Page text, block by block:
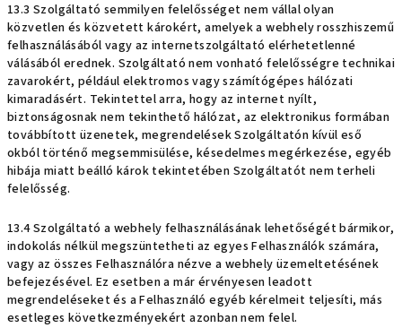
13.3 Szolgáltató semmilyen felelősséget nem vállal olyan
közvetlen és közvetett károkért, amelyek a webhely rosszhiszemű
felhasználásából vagy az internetszolgáltató elérhetetlenné
válásából erednek. Szolgáltató nem vonható felelősségre technikai
zavarokért, például elektromos vagy számítógépes hálózati
kimaradásért. Tekintettel arra, hogy az internet nyílt,
biztonságosnak nem tekinthető hálózat, az elektronikus formában
továbbított üzenetek, megrendelések Szolgáltatón kívül eső
okból történő megsemmisülése, késedelmes megérkezése, egyéb
hibája miatt beálló károk tekintetében Szolgáltatót nem terheli
felelősség.
13.4 Szolgáltató a webhely felhasználásának lehetőségét bármikor,
indokolás nélkül megszüntetheti az egyes Felhasználók számára,
vagy az összes Felhasználóra nézve a webhely üzemeltetésének
befejezésével. Ez esetben a már érvényesen leadott
megrendeléseket és a Felhasználó egyéb kérelmeit teljesíti, más
esetleges következményekért azonban nem felel.